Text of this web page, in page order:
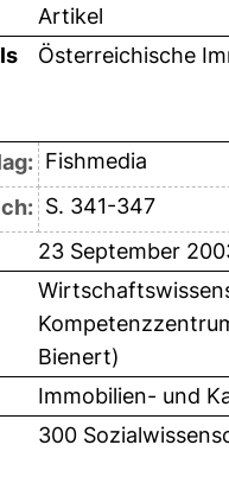
Artikel
Österreichische
Fishmedia
S. 341-347
23 September
Bienert)
Immobilien- und
300